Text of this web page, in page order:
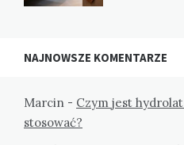
NAJNOWSZE KOMENTARZE
Marcin - Czym jest
stosować?